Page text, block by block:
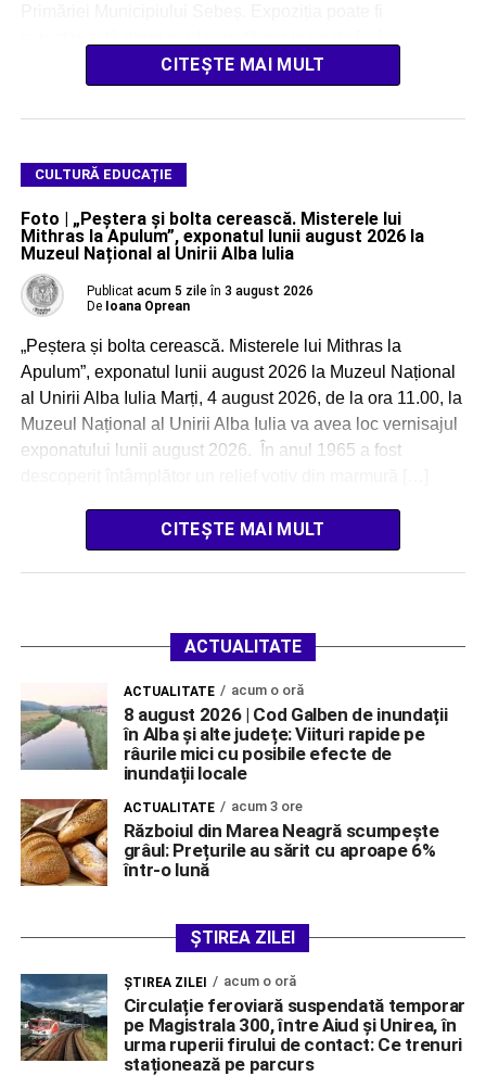
CITEȘTE MAI MULT
CULTURĂ EDUCAȚIE
Foto | „Peștera și bolta cerească. Misterele lui
Mithras la Apulum”, exponatul lunii august 2026 la
Muzeul Național al Unirii Alba Iulia
Publicat acum 5 zile în 3 august 2026
De Ioana Oprean
„Peștera și bolta cerească. Misterele lui Mithras la
Apulum”, exponatul lunii august 2026 la Muzeul Național
al Unirii Alba Iulia Marți, 4 august 2026, de la ora 11.00, la
Muzeul Național al Unirii Alba Iulia va avea loc vernisajul
exponatului lunii august 2026. În anul 1965 a fost
CITEȘTE MAI MULT
ACTUALITATE
ACTUALITATE acum o oră
8 august 2026 | Cod Galben de inundații
în Alba și alte județe: Viituri rapide pe
râurile mici cu posibile efecte de
inundații locale
ACTUALITATE acum 3 ore
Războiul din Marea Neagră scumpește
grâul: Prețurile au sărit cu aproape 6%
într-o lună
ȘTIREA ZILEI
ŞTIREA ZILEI acum o oră
Circulație feroviară suspendată temporar
pe Magistrala 300, între Aiud și Unirea, în
urma ruperii firului de contact: Ce trenuri
staționează pe parcurs